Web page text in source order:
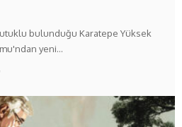
bulunduğu Karatepe Yüksek
yeni…